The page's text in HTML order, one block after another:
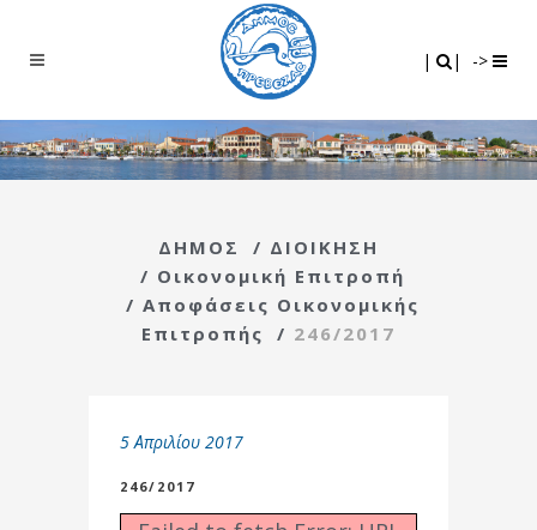
| | ->
ΔΗΜΟΣ / ΔΙΟΙΚΗΣΗ
/ Οικονομική Επιτροπή
/ Αποφάσεις Οικονομικής
Επιτροπής
/ 246/2017
5 Απριλίου 2017
246/2017